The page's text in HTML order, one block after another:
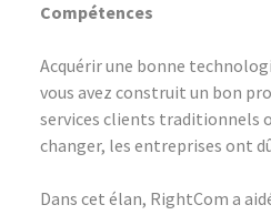
Compétences
Acquérir une bonne
vous avez construit un bon
services clients traditionnels
changer, les entreprises ont
Dans cet élan, RightCom a